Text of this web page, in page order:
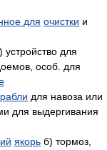
для очистки и
устройство для
особ. для
для навоза или
для выдергивания
якорь б) тормоз,